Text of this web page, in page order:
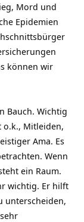
Mord und
Epidemien
können wir
Bauch. Wichtig
o.k., Mitleiden,
Ama. Es
Wenn
ein Raum.
wichtig. Er hilft
unterscheiden,